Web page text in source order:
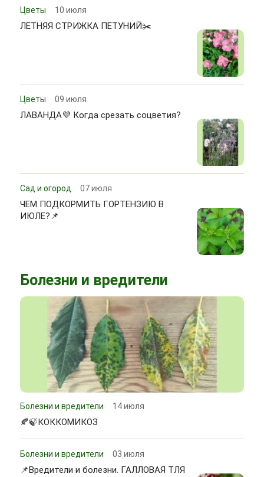
Цветы 10 июля
ЛЕТНЯЯ СТРИЖКА ПЕТУНИЙ✂️
Цветы 09 июля
ЛАВАНДА💜 Когда срезать соцветия?
Сад и огород 07 июля
ЧЕМ ПОДКОРМИТЬ ГОРТЕНЗИЮ В
ИЮЛЕ?📌
Болезни и вредители
Болезни и вредители 14 июля
🍂🍃КОККОМИКОЗ
Болезни и вредители 03 июля
📌Вредители и болезни. ГАЛЛОВАЯ ТЛЯ